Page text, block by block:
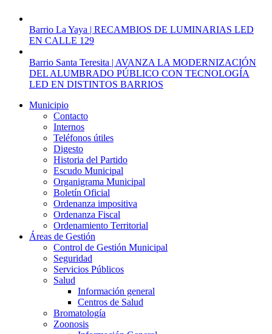
provenientes
Nacer»,
para
ser
Secretaria
de
Salud.
Barrio La Yaya | RECAMBIOS DE LUMINARIAS LED
EN CALLE 129
Barrio Santa Teresita | AVANZA LA MODERNIZACIÓN
DEL ALUMBRADO PÚBLICO CON TECNOLOGÍA
LED EN DISTINTOS BARRIOS
Municipio
Contacto
Internos
Teléfonos útiles
Digesto
Historia del Partido
Escudo Municipal
Organigrama Municipal
Boletín Oficial
Ordenanza impositiva
Ordenanza Fiscal
Ordenamiento Territorial
Áreas de Gestión
Control de Gestión Municipal
Seguridad
Servicios Públicos
Salud
Información general
Centros de Salud
Bromatología
Zoonosis